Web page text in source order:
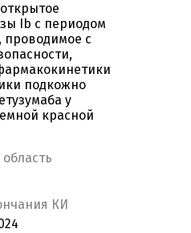
Ib с периодом
с
подкожно
у
красной
КИ